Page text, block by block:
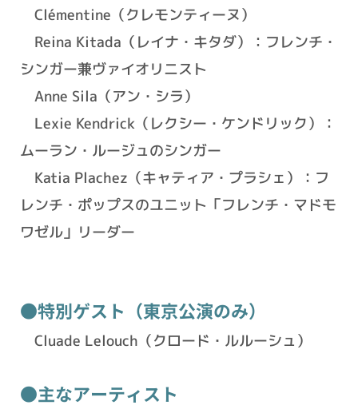
Clémentine（クレモンティーヌ）
Reina Kitada（レイナ・キタダ）：フレンチ・
シンガー兼ヴァイオリニスト
Anne Sila（アン・シラ）
Lexie Kendrick（レクシー・ケンドリック）：
ムーラン・ルージュのシンガー
Katia Plachez（キャティア・プラシェ）：フ
レンチ・ポップスのユニット「フレンチ・マドモ
ワゼル」リーダー
●特別ゲスト（東京公演のみ）
Cluade Lelouch（クロード・ルルーシュ）
●主なアーティスト